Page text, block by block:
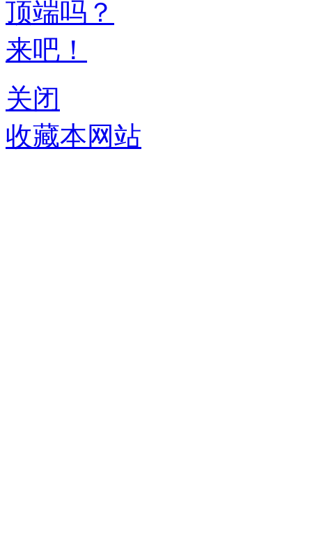
顶端吗？
来吧！
关闭
收藏本网站